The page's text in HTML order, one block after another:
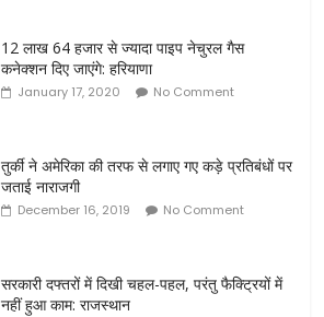
12 लाख 64 हजार से ज्यादा पाइप नेचुरल गैस
कनेक्शन दिए जाएंगे: हरियाणा
January 17, 2020 No Comment
तुर्की ने अमेरिका की तरफ से लगाए गए कड़े प्रतिबंधों पर
जताई नाराजगी
December 16, 2019 No Comment
सरकारी दफ्तरों में दिखी चहल-पहल, परंतु फैक्ट्रियों में
नहीं हुआ काम: राजस्थान